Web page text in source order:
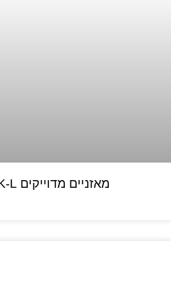
מאזניים מדוייקים EK-L